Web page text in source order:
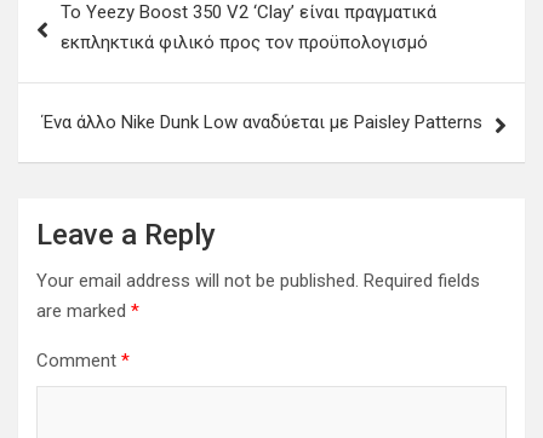
navigation
Το Yeezy Boost 350 V2 ‘Clay’ είναι πραγματικά
εκπληκτικά φιλικό προς τον προϋπολογισμό
Ένα άλλο Nike Dunk Low αναδύεται με Paisley Patterns
Leave a Reply
Your email address will not be published. Required fields
are marked *
Comment *